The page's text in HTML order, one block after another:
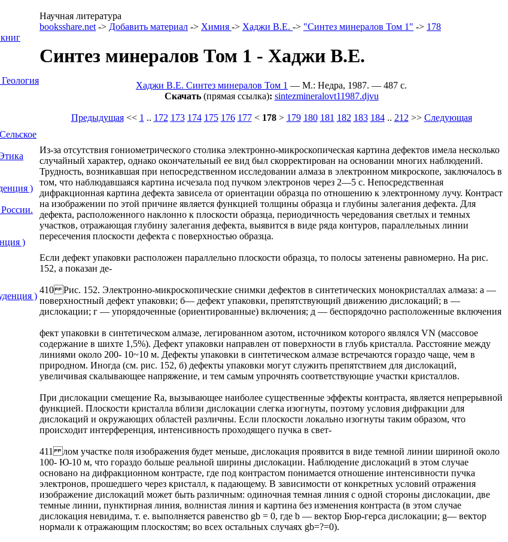
Научная литература
Геология
Сельское
)
)
)
booksshare.net -> Добавить материал -> Химия -> Хаджи В.Е. -> "Синтез минералов Том 1" -> 178
Синтез минералов Том 1 - Хаджи В.Е.
Хаджи В.Е. Синтез минералов Том 1 — М.: Недра, 1987. — 487 c.
Скачать(прямая ссылка): sintezmineralovt11987.djvu
Предыдущая<< 1 .. 172 173 174 175 176 177< 178> 179 180 181 182 183 184.. 212 >> Следующая
Из-за отсутствия гониометрического столика электронно-микроскопическая картина дефектов имела несколько
случайный характер, однако окончательный ее вид был скорректирован на основании многих наблюдений.
Трудность, возникавшая при непосредственном исследовании алмаза в электронном микроскопе, заключалось в
том, что наблюдавшаяся картина исчезала под пучком электронов через 2—5 с. Непосредственная
дифракционная картина дефекта зависела от ориентации образца по отношению к электронному лучу. Контраст
на изображении по этой причине является функцией толщины образца и глубины залегания дефекта. Для
дефекта, расположенного наклонно к плоскости образца, периодичность чередования светлых и темных
участков, отражающая глубину залегания дефекта, выявится в виде ряда контуров, параллельных линии
пересечения плоскости дефекта с поверхностью образца.
Если дефект упаковки расположен параллельно плоскости образца, то полосы затенены равномерно. На рис.
152, а показан де-
410 Рис. 152. Электронно-микроскопические снимки дефектов в синтетических монокристаллах алмаза: а —
поверхностный дефект упаковки; б— дефект упаковки, препятствующий движению дислокаций; в —
дислокации; г — упорядоченные (ориентированные) включения; д — беспорядочно расположенные включения
фект упаковки в синтетическом алмазе, легированном азотом, источником которого являлся VN (массовое
содержание в шихте 1,5%). Дефект упаковки направлен от поверхности в глубь кристалла. Расстояние между
линиями около 200- 10~10 м. Дефекты упаковки в синтетическом алмазе встречаются гораздо чаще, чем в
природном. Иногда (см. рис. 152, б) дефекты упаковки могут служить препятствием для дислокаций,
увеличивая скалывающее напряжение, и тем самым упрочнять соответствующие участки кристаллов.
При дислокации смещение Ra, вызывающее наиболее существенные эффекты контраста, является непрерывной
функцией. Плоскости кристалла вблизи дислокации слегка изогнуты, поэтому условия дифракции для
дислокаций и окружающих областей различны. Если плоскости локально изогнуты таким образом, что
происходит интерференция, интенсивность проходящего пучка в свет-
411 лом участке поля изображения будет меньше, дислокация проявится в виде темной линии шириной около
100- Ю-10 м, что гораздо больше реальной ширины дислокации. Наблюдение дислокаций в этом случае
основано на дифракционном контрасте, где под контрастом понимается отношение интенсивности пучка
электронов, прошедшего через кристалл, к падающему. В зависимости от конкретных условий отражения
изображение дислокаций может быть различным: одиночная темная линия с одной стороны дислокации, две
темные линии, пунктирная линия, волнистая линия и картина без изменения контраста (в этом случае
дислокация невидима, т. е. выполняется равенство gb = 0, где b — вектор Бюр-герса дислокации; g— вектор
нормали к отражающим плоскостям; во всех остальных случаях gb=?=0).